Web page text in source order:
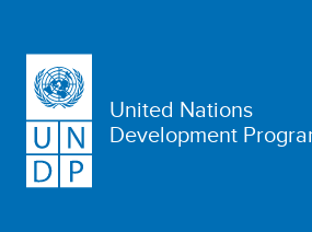
United Nations
Development